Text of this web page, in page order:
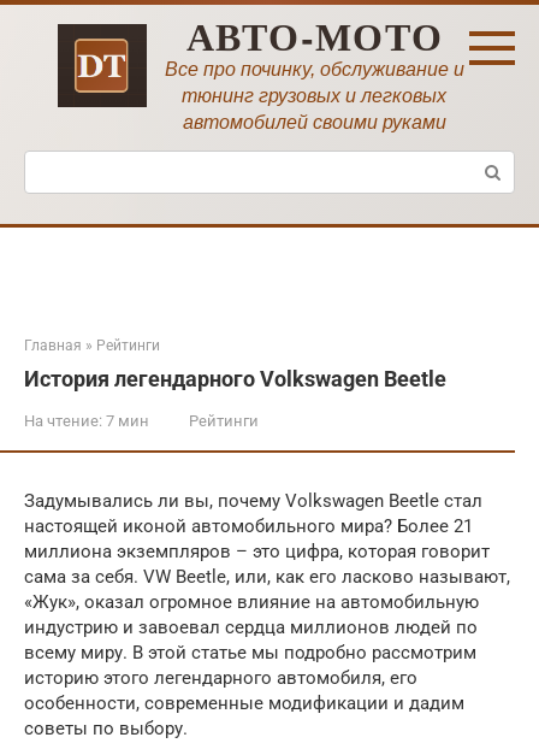
Перейти
АВТО-МОТО
Все про починку, обслуживание и
тюнинг грузовых и легковых
автомобилей своими руками
Поиск:
Главная » Рейтинги
История легендарного Volkswagen Beetle
На чтение: 7 мин Рейтинги
Задумывались ли вы, почему Volkswagen Beetle стал
настоящей иконой автомобильного мира? Более 21
миллиона экземпляров – это цифра, которая говорит
сама за себя. VW Beetle, или, как его ласково называют,
«Жук», оказал огромное влияние на автомобильную
индустрию и завоевал сердца миллионов людей по
всему миру. В этой статье мы подробно рассмотрим
историю этого легендарного автомобиля, его
особенности, современные модификации и дадим
советы по выбору.